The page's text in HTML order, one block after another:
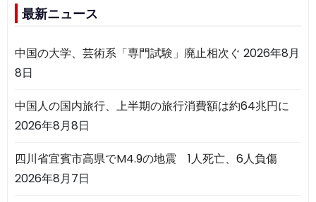
最新ニュース
中国の大学、芸術系「専門試験」廃止相次ぐ 2026年8月
8日
中国人の国内旅行、上半期の旅行消費額は約64兆円に
2026年8月8日
四川省宜賓市高県でM4.9の地震 1人死亡、6人負傷
2026年8月7日